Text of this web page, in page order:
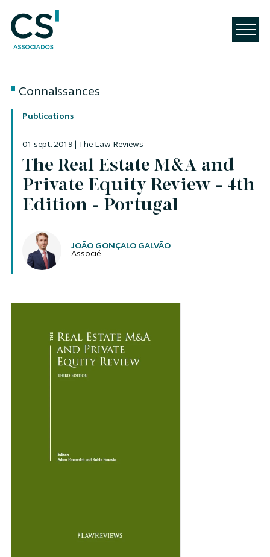
Connaissances
Publications
01 sept. 2019 | The Law Reviews
The Real Estate M&A and
Private Equity Review - 4th
Edition - Portugal
Auteurs
JOÃO GONÇALO GALVÃO
Associé